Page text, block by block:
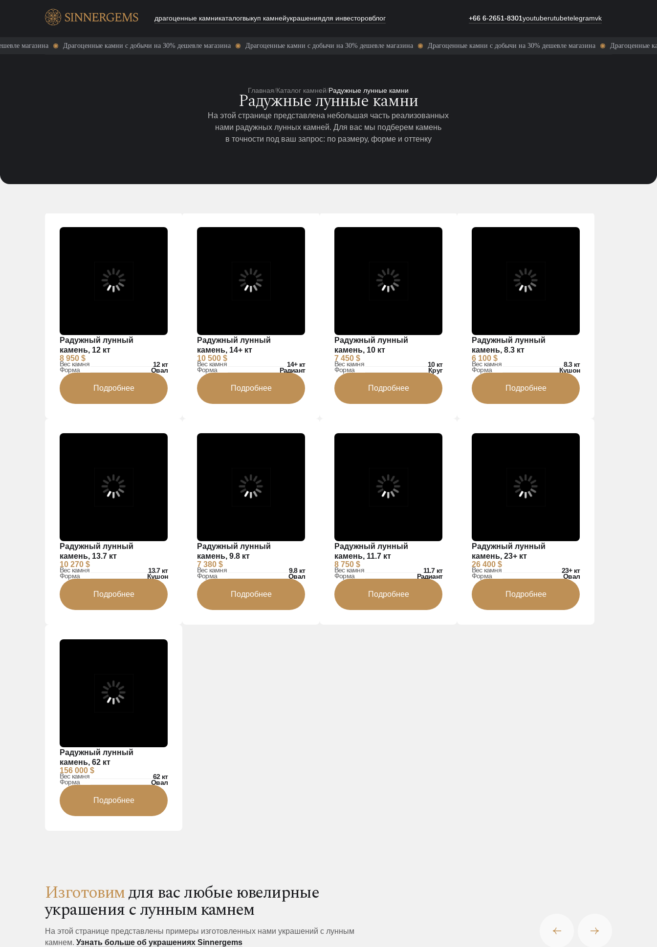
драгоценные камникаталогвыкуп камнейукрашениядля инвесторовблог +66 6-2651-8301youtuberutubetelegramvk
+66 6-2651-8301
Драгоценные камни с добычи на 30% дешевле магазина Драгоценные камни с добычи на 30% дешевле магазина Драгоценные камни с добычи на 30% дешевле магазина Драгоценные камни с
Главная/Каталог камней/Радужные лунные камни
Радужные лунные камни
На этой странице представлена небольшая часть реализованных
нами радужных лунных камней. Для вас мы подберем камень
в точности под ваш запрос: по размеру, форме и оттенку
Радужный лунный
камень, 12 кт
8 950 $
Вес камня 12 кт
Форма Овал
Подробнее
Радужный лунный
камень, 14+ кт
10 500 $
Вес камня 14+ кт
Форма Радиант
Подробнее
Радужный лунный
камень, 10 кт
7 450 $
Вес камня 10 кт
Форма Круг
Подробнее
Радужный лунный
камень, 8.3 кт
6 100 $
Вес камня 8.3 кт
Форма Кушон
Подробнее
Радужный лунный
камень, 13.7 кт
10 270 $
Вес камня 13.7 кт
Форма Кушон
Подробнее
Радужный лунный
камень, 9.8 кт
7 380 $
Вес камня 9.8 кт
Форма Овал
Подробнее
Радужный лунный
камень, 11.7 кт
8 750 $
Вес камня 11.7 кт
Форма Радиант
Подробнее
Радужный лунный
камень, 23+ кт
26 400 $
Вес камня 23+ кт
Форма Овал
Подробнее
Радужный лунный
камень, 62 кт
156 000 $
Вес камня 62 кт
Форма Овал
Подробнее
Изготовимдля вас любые ювелирные
украшения с лунным камнем
На этой странице представлены примеры изготовленных нами украшений с лунным
камнем. Узнать больше об украшениях Sinnergems